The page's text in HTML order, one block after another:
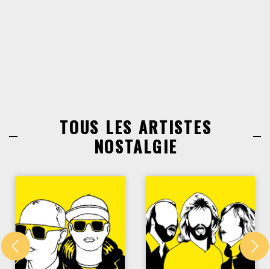
TOUS LES ARTISTES
NOSTALGIE